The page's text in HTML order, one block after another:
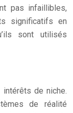
pas infaillibles,
significatifs en
sont utilisés
de niche.
de réalité